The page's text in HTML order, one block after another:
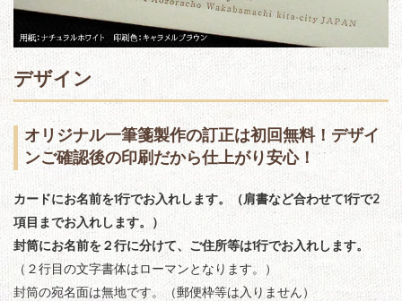
デザイン
オリジナル一筆箋製作の訂正は初回無料！デザイ
ンご確認後の印刷だから仕上がり安心！
カードにお名前を1行でお入れします。（肩書など合わせて1行で2
項目までお入れします。）
封筒にお名前を２行に分けて、ご住所等は1行でお入れします。
（２行目の文字書体はローマンとなります。）
封筒の宛名面は無地です。（郵便枠等は入りません）